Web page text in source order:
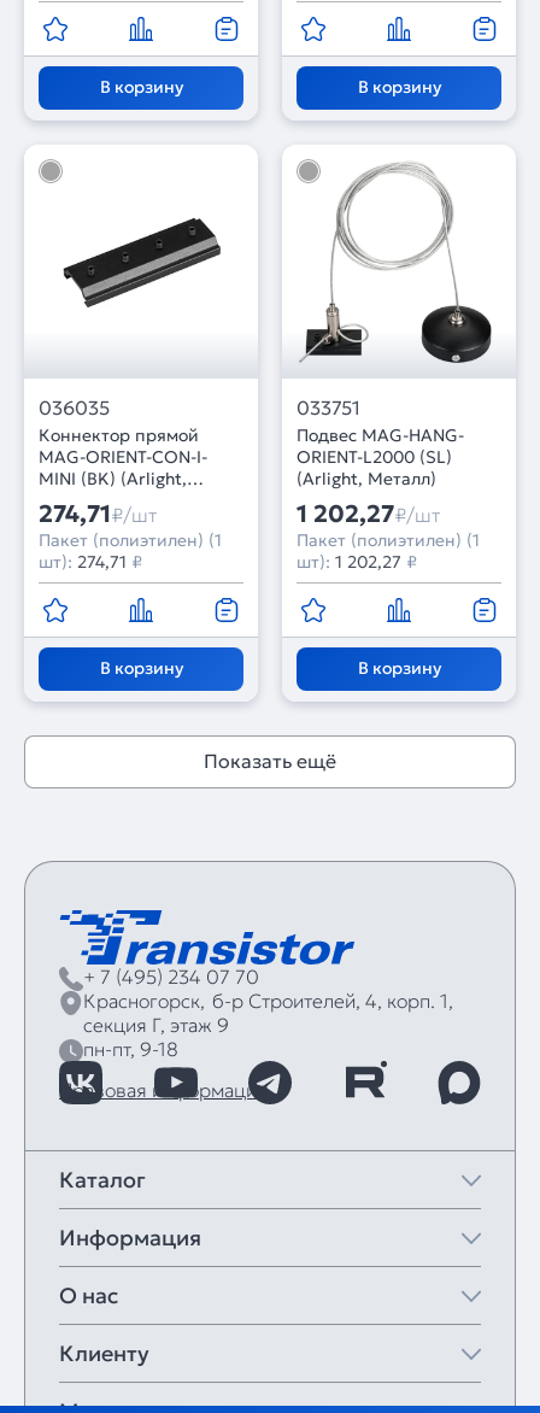
В корзину В корзину
036035
Коннектор прямой
MAG-ORIENT-CON-I-
MINI (BK) (Arlight,
Металл)
274,71₽/шт
Пакет (полиэтилен) (1
шт): 274,71 ₽
В корзину
033751
Подвес MAG-HANG-
ORIENT-L2000 (SL)
(Arlight, Металл)
1 202,27₽/шт
Пакет (полиэтилен) (1
шт): 1 202,27 ₽
В корзину
Показать ещё
+ 7 (495) 234 07 70
Красногорск, б‑р Строителей, 4, корп. 1,
секция Г, этаж 9
пн-пт, 9-18
Правовая информация
Каталог
Информация
О нас
Клиенту